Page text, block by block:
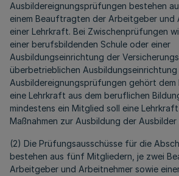
Ausbildereignungsprüfungen bestehen
einem Beauftragten der Arbeitgeber und
einer Lehrkraft. Bei Zwischenprüfungen
einer berufsbildenden Schule oder einer
Ausbildungseinrichtung der
überbetrieblichen Ausbildungseinrichtung
Ausbildereignungsprüfungen gehört dem
eine Lehrkraft aus dem beruflichen
mindestens ein Mitglied soll eine
Maßnahmen zur Ausbildung der
(2) Die Prüfungsausschüsse für die
bestehen aus fünf Mitgliedern, je zwei
Arbeitgeber und Arbeitnehmer sowie